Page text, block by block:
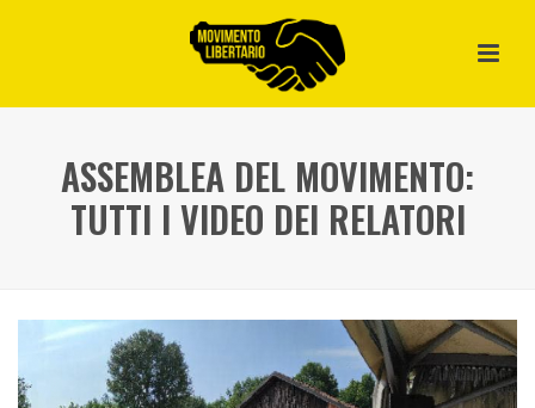
ASSEMBLEA DEL MOVIMENTO:
TUTTI I VIDEO DEI RELATORI